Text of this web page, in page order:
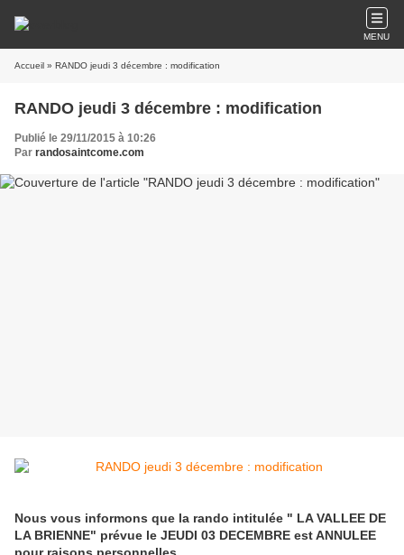
MENU
Accueil » RANDO jeudi 3 décembre : modification
RANDO jeudi 3 décembre : modification
Publié le 29/11/2015 à 10:26
Par randosaintcome.com
Nous vous informons que la rando intitulée " LA VALLEE DE
LA BRIENNE" prévue le JEUDI 03 DECEMBRE est ANNULEE